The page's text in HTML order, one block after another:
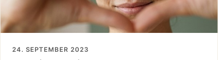
24. SEPTEMBER 2023